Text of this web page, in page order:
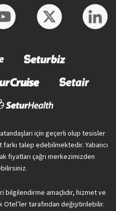
için geçerli olup tesisler
talep edebilmektedir. Yabancı
fiyatları çağrı merkezimizden
amaçlıdır, hizmet ve
tarafından değişitirilebilir.